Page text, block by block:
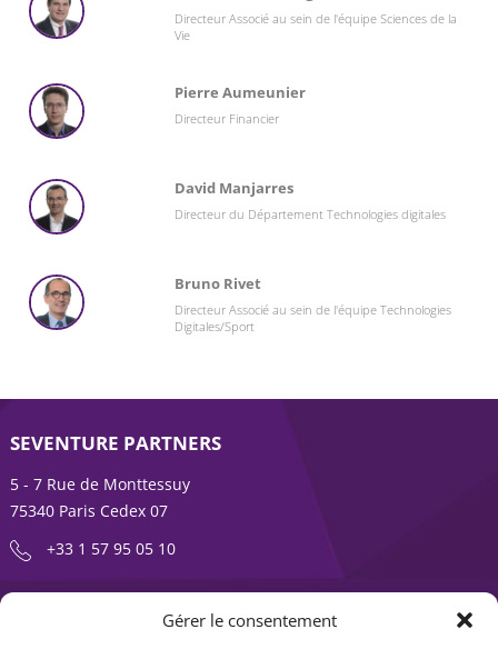
Gérer le consentement
Directeur Associé au sein de l'équipe Sciences de la
Vie
Pierre Aumeunier
Directeur Financier
David Manjarres
Directeur du Département Technologies digitales
Bruno Rivet
Directeur Associé au sein de l'équipe Technologies
Digitales/Sport
SEVENTURE PARTNERS
5 - 7 Rue de Monttessuy
75340 Paris Cedex 07
+33 1 57 95 05 10
ENTREPRENDRE EST UNE AVENTURE